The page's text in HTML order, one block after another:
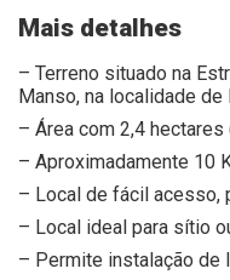
Mais detalhes
– Terreno situado na
Manso, na localidade de
– Área com 2,4 hectares
– Aproximadamente 10
– Local de fácil acesso,
– Local ideal para sítio
– Permite instalação de